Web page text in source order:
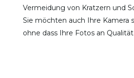
Vermeidung von Kratzern und
Sie möchten auch Ihre Kamera
ohne dass Ihre Fotos an